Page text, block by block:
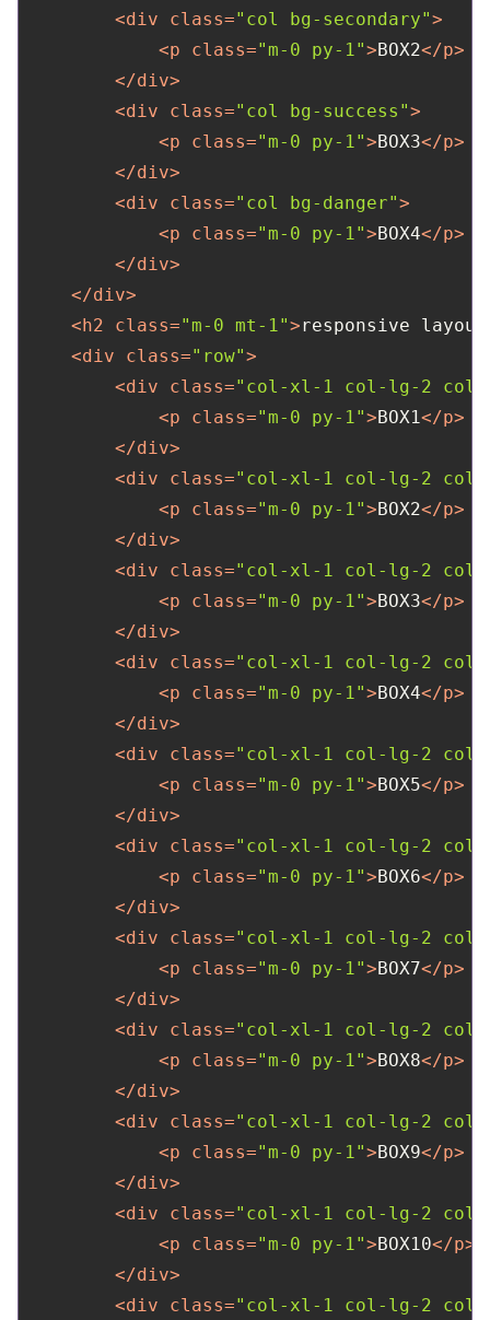
<div class="col bg-secondary">
<p class="m-0 py-1">BOX2</p>
</div>
<div class="col bg-success">
<p class="m-0 py-1">BOX3</p>
</div>
<div class="col bg-danger">
<p class="m-0 py-1">BOX4</p>
</div>
</div>
<h2 class="m-0 mt-1">responsive layout
<div class="row">
<div class="col-xl-1 col-lg-2 col-
<p class="m-0 py-1">BOX1</p>
</div>
<div class="col-xl-1 col-lg-2 col-
<p class="m-0 py-1">BOX2</p>
</div>
<div class="col-xl-1 col-lg-2 col-
<p class="m-0 py-1">BOX3</p>
</div>
<div class="col-xl-1 col-lg-2 col-
<p class="m-0 py-1">BOX4</p>
</div>
<div class="col-xl-1 col-lg-2 col-
<p class="m-0 py-1">BOX5</p>
</div>
<div class="col-xl-1 col-lg-2 col-
<p class="m-0 py-1">BOX6</p>
</div>
<div class="col-xl-1 col-lg-2 col-
<p class="m-0 py-1">BOX7</p>
</div>
<div class="col-xl-1 col-lg-2 col-
<p class="m-0 py-1">BOX8</p>
</div>
<div class="col-xl-1 col-lg-2 col-
<p class="m-0 py-1">BOX9</p>
</div>
<div class="col-xl-1 col-lg-2 col-
<p class="m-0 py-1">BOX10</p>
</div>
<div class="col-xl-1 col-lg-2 col-